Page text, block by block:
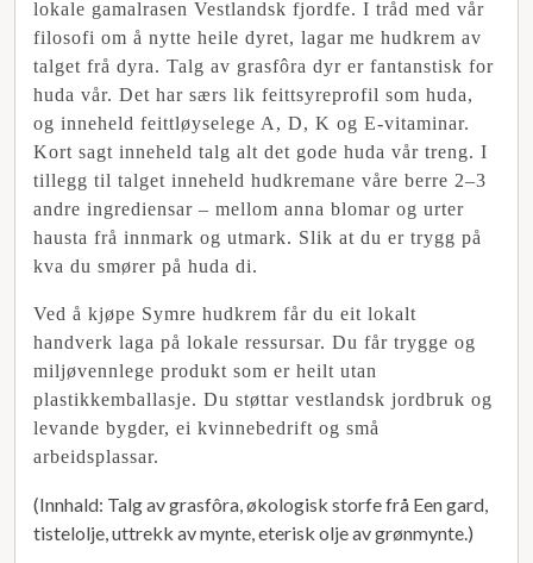
lokale gamalrasen Vestlandsk fjordfe. I tråd med vår
filosofi om å nytte heile dyret, lagar me hudkrem av
talget frå dyra. Talg av grasfôra dyr er fantanstisk for
huda vår. Det har særs lik feittsyreprofil som huda,
og inneheld feittløyselege A, D, K og E-vitaminar.
Kort sagt inneheld talg alt det gode huda vår treng. I
tillegg til talget inneheld hudkremane våre berre 2–3
andre ingrediensar – mellom anna blomar og urter
hausta frå innmark og utmark. Slik at du er trygg på
kva du smører på huda di.
Ved å kjøpe Symre hudkrem får du eit lokalt
handverk laga på lokale ressursar. Du får trygge og
miljøvennlege produkt som er heilt utan
plastikkemballasje. Du støttar vestlandsk jordbruk og
levande bygder, ei kvinnebedrift og små
arbeidsplassar.
(Innhald: Talg av grasfôra, økologisk storfe frå Een gard,
tistelolje, uttrekk av mynte, eterisk olje av grønmynte.)